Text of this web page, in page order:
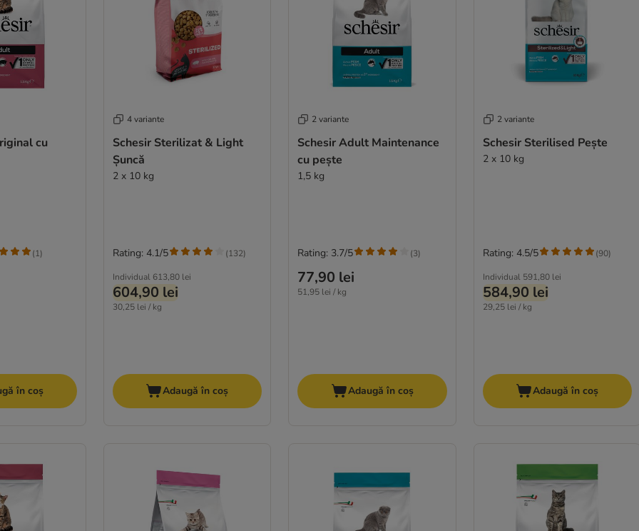
cu
(1)
în coș
4 variante
Schesir Sterilizat & Light
Șuncă
2 x 10 kg
Individual 613,80 lei
604,90 lei
30,25 lei / kg
Rating: 4.1/5 (132)
Adaugă în coș
2 variante
Schesir Adult Maintenance
cu pește
1,5 kg
77,90 lei
51,95 lei / kg
Rating: 3.7/5 (3)
Adaugă în coș
2 variante
Schesir Sterilised Pește
2 x 10 kg
Individual 591,80 lei
584,90 lei
29,25 lei / kg
Rating: 4.5/5 (90)
Adaugă în coș